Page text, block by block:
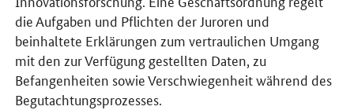
die Aufgaben und Pflichten der Juroren und
beinhaltete Erklärungen zum vertraulichen Umgang
mit den zur Verfügung gestellten Daten, zu
Befangenheiten sowie Verschwiegenheit während des
Begutachtungsprozesses.